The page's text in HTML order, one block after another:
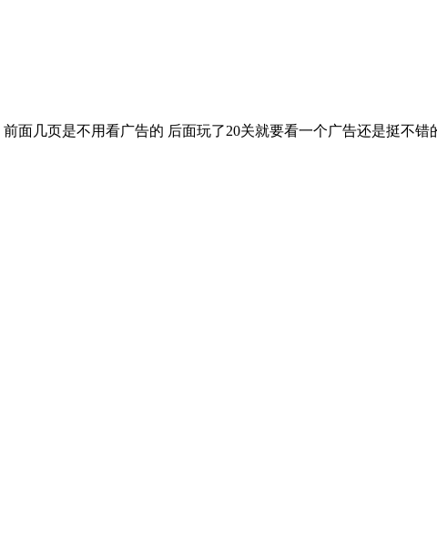
面几页是不用看广告的 后面玩了20关就要看一个广告还是挺不错